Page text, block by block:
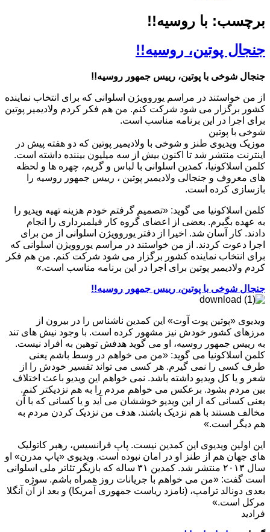
برچسب: با روسیه!!
جنجال پوتین، روسیه!!
جنجال شوخی با پوتین، رییس جمهور روسیه!!
از من خواستند در مراسم یوروویژن اسلوانی که برای انتخاب نماینده
کشور برگزار می شود شرکت کنم. من هم فکر کردم ولادیمیر پوتین
برای اجرا در این برنامه مناسب است.
شوخی با پوتین
موزیک ویدیوی طنز و شوخی با ولادیمیر پوتین که دو هفته پیش در
اینترنت منتشر شد تا اکنون بیش از سه میلیون بیننده داشته است.
کلمن اسلاکونیا، کمدین اسلوانی با لباس و گریم، چهره ها و لحظه
های معروف و جنجالی ولادیمیر پوتین ، رییس جمهور روسیه را
بازسازی کرده است.
کلمن اسلاکونیا می گوید: «تصمیم گرفتم خودم هزینه تهیه ویدیو را
به عهده بگیرم. بعضی از اعضای گروه کار فیلمبرداری را انجام
دادند. کار آسان شد. اخیرا از دفتر یوروویژن اسلوانی از من برای
اجرا دعوت کردند. از من خواستند در مراسم یوروویژن اسلوانی که
برای انتخاب نماینده کشور برگزار می شود شرکت کنم. من هم فکر
کردم ولادیمیر پوتین برای اجرا در این برنامه مناسب است.»
جنجال شوخی با پوتین، رییس جمهور روسیه!!
ویدیوی «پوتین پوت آوت» این کمدین ناشناس را در بیرون از
مرزهای کشور خودش نیز مشهور کرده است. با وجود نیش های تند
به رییس جمهور روسیه، او می گوید هدفش توهین به افراد نیست.
کلمن اسلاکونیا می گوید: «من می خواهم در وسط باشم یعنی
طرف کسی را نمی گیرم. هر کسی می تواند تفسیر خودش را از
شعر و یا کل ویدیو داشته باشد. نمی خواهم این ویدیو باعث اختلاف
بین مردم بشود. برعکس می خواهم مردم را به هم نزدیکتر کنم.
یعنی کسانی که از این ویدیو خوششان می آید و یا کسانی که با آن
مخالف هستند با هم نزدیک باشند. هدف من نزدیک کردن مردم به
هم دیگر است.»
این اولین ویدیوی این کمدین نیست. پاپ فرانسیس، رهبر کاتولیک
های جهان هم از طنز او در امان نبوده است. ویدیوی «پاپ مدرن» او
سال ۲۰۱۳ منتشر شد. کمدین ۳۱ ساله که بازیگر تئاتر ملی اسلوانی
است گفت: «من می خواهم با جریانات روز همراه باشم. سوژه
بعدی دونالد ترامپ، (نامزد ریاست جمهوری آمریکا) و بعد از آن آنگلا
مرکل است.»
فرادید